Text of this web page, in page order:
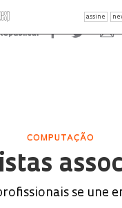
assine
COMPUTAÇÃO
se une